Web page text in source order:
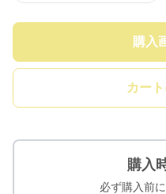
購入
カー
購入
必ず購入前